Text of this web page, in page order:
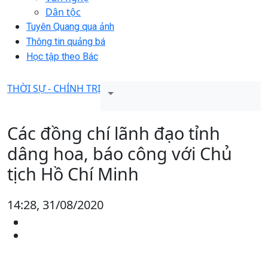
Dân tộc
Tuyên Quang qua ảnh
Thông tin quảng bá
Học tập theo Bác
THỜI SỰ - CHÍNH TRỊ
Các đồng chí lãnh đạo tỉnh
dâng hoa, báo công với Chủ
tịch Hồ Chí Minh
14:28, 31/08/2020